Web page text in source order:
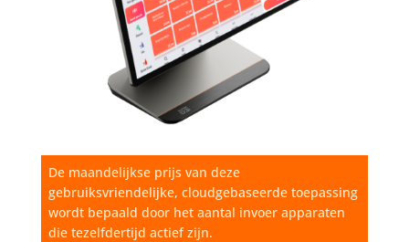
De maandelijkse prijs van deze
gebruiksvriendelijke, cloudgebaseerde toepassing
wordt bepaald door het aantal invoer apparaten
die tezelfdertijd actief zijn.